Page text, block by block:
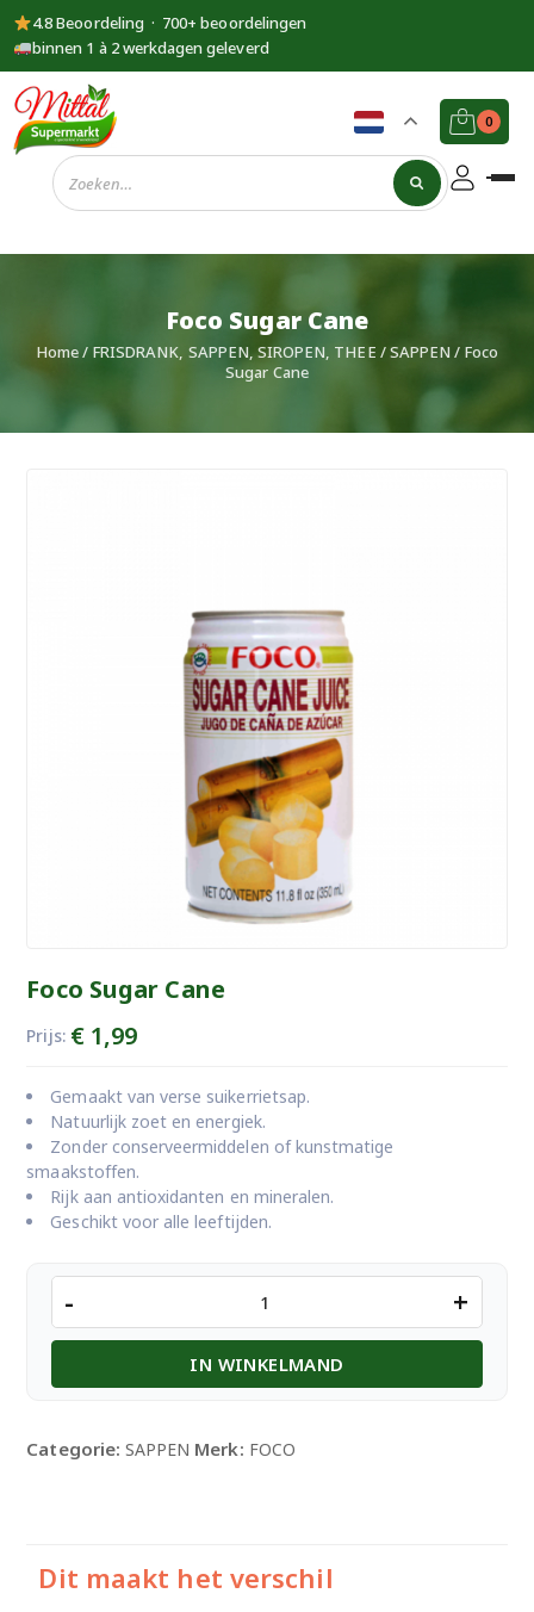
4.8 Beoordeling · 700+ beoordelingen
binnen 1 à 2 werkdagen geleverd
Supermarkt
Mittal
0
Foco Sugar Cane
Home/ FRISDRANK, SAPPEN, SIROPEN, THEE /SAPPEN/ Foco
Sugar Cane
Foco Sugar Cane
Prijs: €1,99
Gemaakt van verse suikerrietsap.
Natuurlijk zoet en energiek.
Zonder conserveermiddelen of kunstmatige
smaakstoffen.
Rijk aan antioxidanten en mineralen.
Geschikt voor alle leeftijden.
Sugar
Cane
- +
IN WINKELMAND
Categorie: SAPPEN Merk: FOCO
Dit maakt het verschil